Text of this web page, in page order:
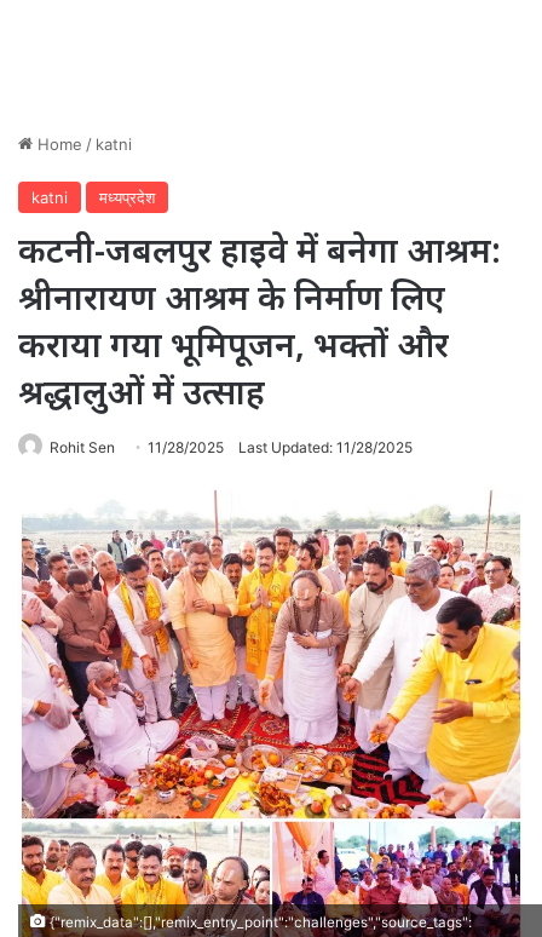
Home / katni
katni मध्यप्रदेश
कटनी-जबलपुर हाइवे में बनेगा आश्रम:
श्रीनारायण आश्रम के निर्माण लिए
कराया गया भूमिपूजन, भक्तों और
श्रद्धालुओं में उत्साह
Rohit Sen 11/28/2025 Last Updated: 11/28/2025
{"remix_data":[],"remix_entry_point":"challenges","source_tags":